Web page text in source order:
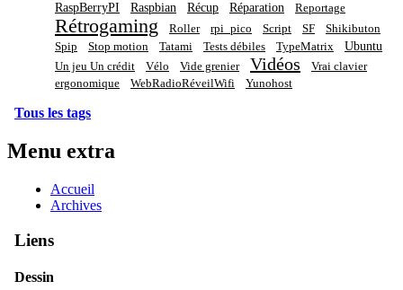
RaspBerryPI Raspbian Récup Réparation Reportage
Rétrogaming Roller rpi_pico Script SF
Shikibuton
Spip
Stop motion Tatami Tests débiles TypeMatrix Ubuntu
Un jeu Un crédit Vélo Vide grenier Vidéos
Vrai clavier
ergonomique
WebRadioRéveilWifi Yunohost
Tous les tags
Menu extra
Accueil
Archives
Liens
Dessin